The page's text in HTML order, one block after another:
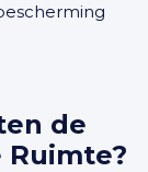
de
Ruimte?